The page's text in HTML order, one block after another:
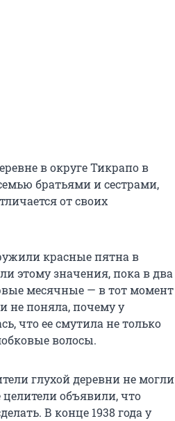
в округе Тикрапо в
братьями и сестрами,
от своих
красные пятна в
этому значения, пока в два
месячные — в тот момент
не поняла, почему у
что ее смутила не только
волосы.
глухой деревни не могли
объявили, что
В конце 1938 года у